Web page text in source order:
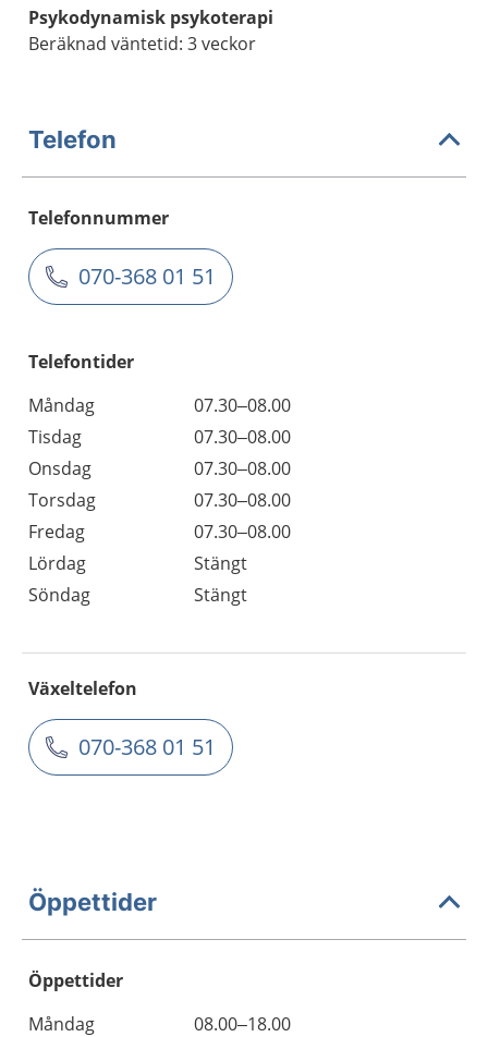
Psykodynamisk psykoterapi
Beräknad väntetid: 3 veckor
Telefon
Telefonnummer
070-368 01 51
Telefontider
Måndag
07.30–08.00
Tisdag
07.30–08.00
Onsdag
07.30–08.00
Torsdag
07.30–08.00
Fredag
07.30–08.00
Lördag
Stängt
Söndag
Stängt
Växeltelefon
070-368 01 51
Öppettider
Öppettider
Dag
Öppettider
Kommentarer
Måndag 08.00–18.00